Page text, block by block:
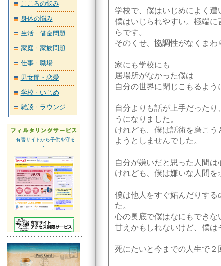
こころの悩み
身体の悩み
生活・借金問題
家庭・家族問題
仕事・職場
男女間・恋愛
学校・いじめ
雑談・ラウンジ
- 有害サイトから子供を守る
-
学校で、僕はいじめによく遭
僕はいじられやすい。極端
らです。
そのくせ、協調性がなくま
家にも学校にも
居場所がなかった僕は
自分の世界に閉じこもるよう
自分よりも話が上手だった
うになりました。
けれども、僕は話術を磨こ
ようとしませんでした。
自分が嫌いだと思った人間
けれども、僕は嫌いな人間
僕は他人をすぐ妬んだりす
た。
心の奥底で僕はなにもでき
甘えかもしれないけど、僕は
死にたいと今までの人生で